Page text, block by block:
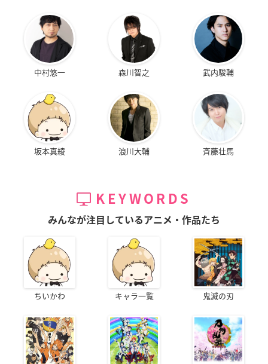
中村悠一 森川智之 武内駿輔
坂本真綾 浪川大輔 斉藤壮馬
KEYWORDS
みんなが注目しているアニメ・作品たち
ちいかわ キャラ一覧 鬼滅の刃